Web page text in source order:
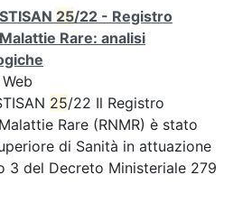
25/22 - Registro
Rare: analisi
25/22 Il Registro
Rare (RNMR) è stato
di Sanità in attuazione
3 del Decreto Ministeriale 279